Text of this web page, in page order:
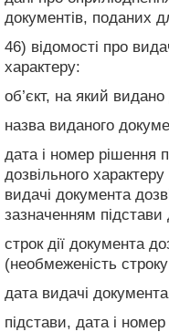
документів, поданих
46) відомості про
характеру:
об’єкт, на який
назва виданого
дата і номер рішення
дозвільного
видачі документа
зазначенням
строк дії документа
(необмеженість
дата видачі
підстави, дата і